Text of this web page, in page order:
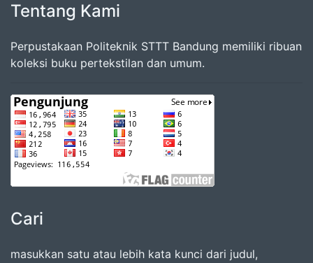
Tentang Kami
Perpustakaan Politeknik STTT Bandung memiliki ribuan
koleksi buku pertekstilan dan umum.
Cari
masukkan satu atau lebih kata kunci dari judul,